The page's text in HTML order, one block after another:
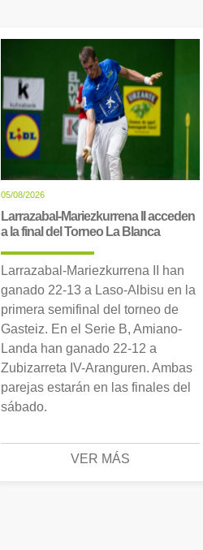
05/08/2026
Larrazabal-Mariezkurrena II acceden
a la final del Torneo La Blanca
Larrazabal-Mariezkurrena II han
ganado 22-13 a Laso-Albisu en la
primera semifinal del torneo de
Gasteiz. En el Serie B, Amiano-
Landa han ganado 22-12 a
Zubizarreta IV-Aranguren. Ambas
parejas estarán en las finales del
sábado.
VER MÁS